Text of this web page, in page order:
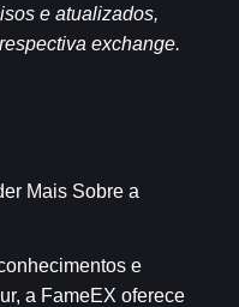
e atualizados,
exchange.
Mais Sobre a
e
a FameEX oferece